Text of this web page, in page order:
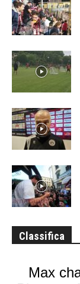
Classifica